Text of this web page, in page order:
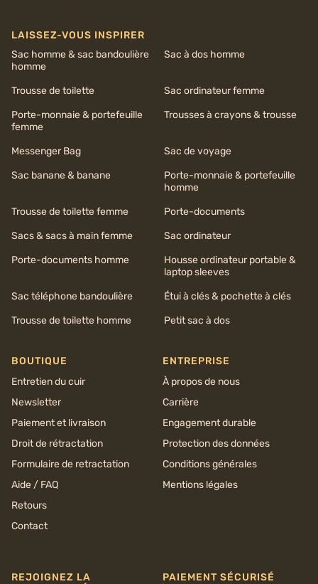
LAISSEZ-VOUS INSPIRER
Sac homme & sac bandoulière
homme
Sac à dos homme
Trousse de toilette
Sac ordinateur femme
Porte-monnaie & portefeuille
femme
Trousses à crayons & trousse
Messenger Bag
Sac de voyage
Sac banane & banane
Porte-monnaie & portefeuille
homme
Trousse de toilette femme
Porte-documents
Sacs & sacs à main femme
Sac ordinateur
Porte-documents homme
Housse ordinateur portable &
laptop sleeves
Sac téléphone bandoulière
Étui à clés & pochette à clés
Trousse de toilette homme
Petit sac à dos
BOUTIQUE
Entretien du cuir
Newsletter
Paiement et livraison
Droit de rétractation
Formulaire de retractation
Aide / FAQ
Retours
Contact
ENTREPRISE
À propos de nous
Carrière
Engagement durable
Protection des données
Conditions générales
Mentions légales
REJOIGNEZ LA
PAIEMENT SÉCURISÉ